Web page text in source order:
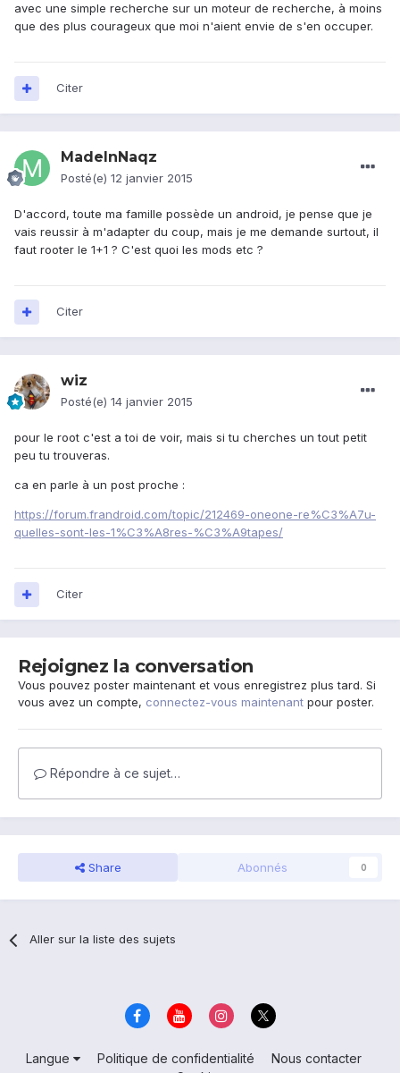
avec une simple recherche sur un moteur de recherche, à moins
que des plus courageux que moi n'aient envie de s'en occuper.
Citer
MadeInNaqz
Posté(e) 12 janvier 2015
D'accord, toute ma famille possède un android, je pense que je
vais reussir à m'adapter du coup, mais je me demande surtout, il
faut rooter le 1+1 ? C'est quoi les mods etc ?
Citer
wiz
Posté(e) 14 janvier 2015
pour le root c'est a toi de voir, mais si tu cherches un tout petit
peu tu trouveras.
ca en parle à un post proche :
https://forum.frandroid.com/topic/212469-oneone-re%C3%A7u-
quelles-sont-les-1%C3%A8res-%C3%A9tapes/
Citer
Rejoignez la conversation
Vous pouvez poster maintenant et vous enregistrez plus tard. Si
vous avez un compte, connectez-vous maintenant pour poster.
Répondre à ce sujet…
Share Abonnés 0
Aller sur la liste des sujets
Langue Politique de confidentialité
Nous contacter